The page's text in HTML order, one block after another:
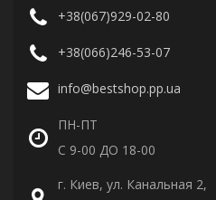
+38(067)929-02-80
+38(066)246-53-07
info@bestshop.pp.ua
ПН-ПТ
С 9-00 ДО 18-00
г. Киев, ул. Канальная 2,